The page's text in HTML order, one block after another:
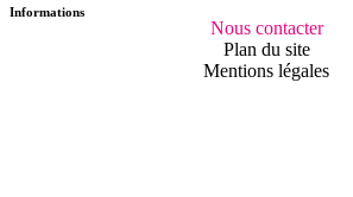
Informations
Nous contacter
Plan du site
Mentions légales